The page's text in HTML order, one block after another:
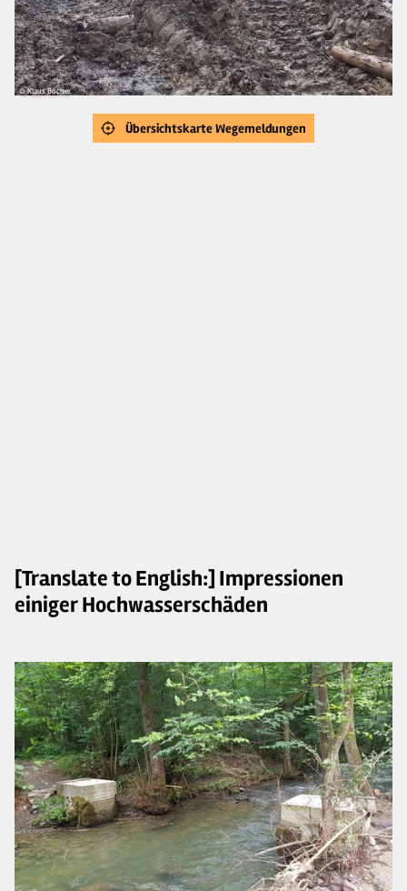
© Klaus Böcher
Übersichtskarte Wegemeldungen
[Translate to English:] Impressionen
einiger Hochwasserschäden